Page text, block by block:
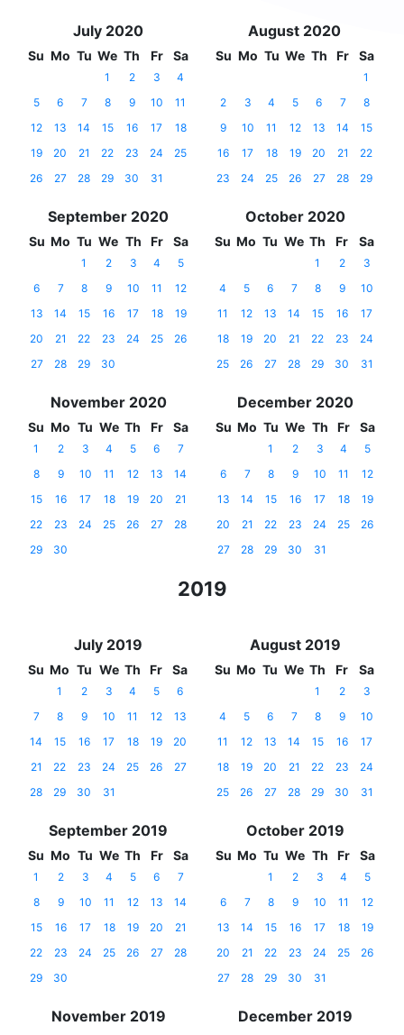
July 2020
Su Mo Tu We Th Fr Sa
1 2 3
4
5
6 7 8 9 10
11
12
13 14 15 16 17
18
19
20 21 22 23 24
25
26
27 28 29 30 31
August 2020
Su Mo Tu We Th Fr Sa
1
2
3 4 5 6 7
8
9
10 11 12 13 14
15
16
17 18 19 20 21
22
23
24 25 26 27 28 29
September 2020
Su Mo Tu We Th Fr Sa
1 2 3 4
5
6
7 8 9 10 11
12
13
14 15 16 17 18
19
20
21 22 23 24 25
26
27
28 29 30
October 2020
Su Mo Tu We Th Fr Sa
1 2
3
4
5 6 7 8 9
10
11
12 13 14 15 16
17
18
19 20 21 22 23
24
25
26 27 28 29 30 31
November 2020
Su Mo Tu We Th Fr Sa
1 2 3 4 5 6
7
8
9 10 11 12 13
14
15
16 17 18 19 20
21
22
23 24 25 26 27
28
29
30
December 2020
Su Mo Tu We Th Fr Sa
1 2 3 4
5
6
7 8 9 10 11
12
13
14 15 16 17 18
19
20
21 22 23 24 25
26
27
28 29 30 31
2019
July 2019
Su Mo Tu We Th Fr Sa
1 2 3 4 5
6
7
8 9 10 11 12
13
14
15 16 17 18 19
20
21
22 23 24 25 26
27
28
29 30 31
August 2019
Su Mo Tu We Th Fr Sa
1 2
3
4
5 6 7 8 9
10
11
12 13 14 15 16
17
18
19 20 21 22 23
24
25
26 27 28 29 30 31
September 2019
Su Mo Tu We Th Fr Sa
1 2 3 4 5 6
7
8
9 10 11 12 13
14
15
16 17 18 19 20
21
22
23 24 25 26 27
28
29
30
October 2019
Su Mo Tu We Th Fr Sa
1 2 3 4
5
6
7 8 9 10 11
12
13
14 15 16 17 18
19
20
21 22 23 24 25
26
27
28 29 30 31
November 2019 December 2019